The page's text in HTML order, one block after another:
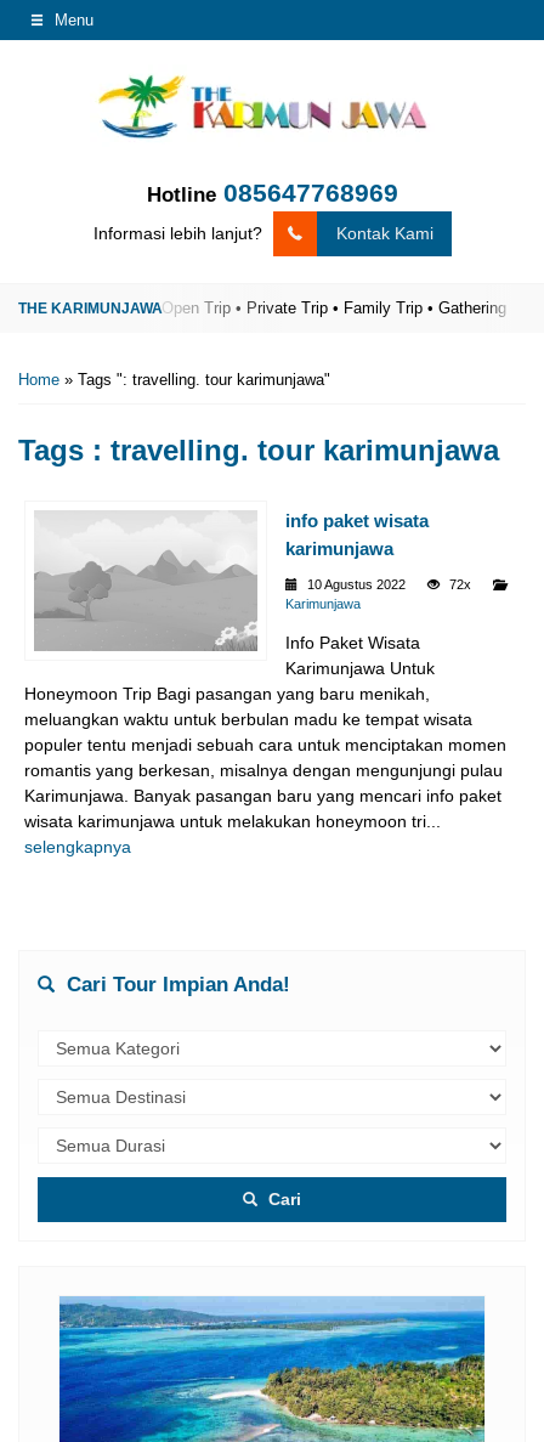
Menu
Hotline 085647768969
Informasi lebih lanjut? Kontak Kami
Terpercaya Open Trip • Private Trip • Family Trip • Gathering The
Home » Tags ": travelling. tour karimunjawa"
Tags : travelling. tour karimunjawa
info paket wisata
karimunjawa
10 Agustus 2022
72x
Karimunjawa
Info Paket Wisata
Karimunjawa Untuk
Honeymoon Trip Bagi pasangan yang baru menikah,
meluangkan waktu untuk berbulan madu ke tempat wisata
populer tentu menjadi sebuah cara untuk menciptakan momen
romantis yang berkesan, misalnya dengan mengunjungi pulau
Karimunjawa. Banyak pasangan baru yang mencari info paket
wisata karimunjawa untuk melakukan honeymoon tri...
selengkapnya
Cari Tour Impian Anda!
Cari